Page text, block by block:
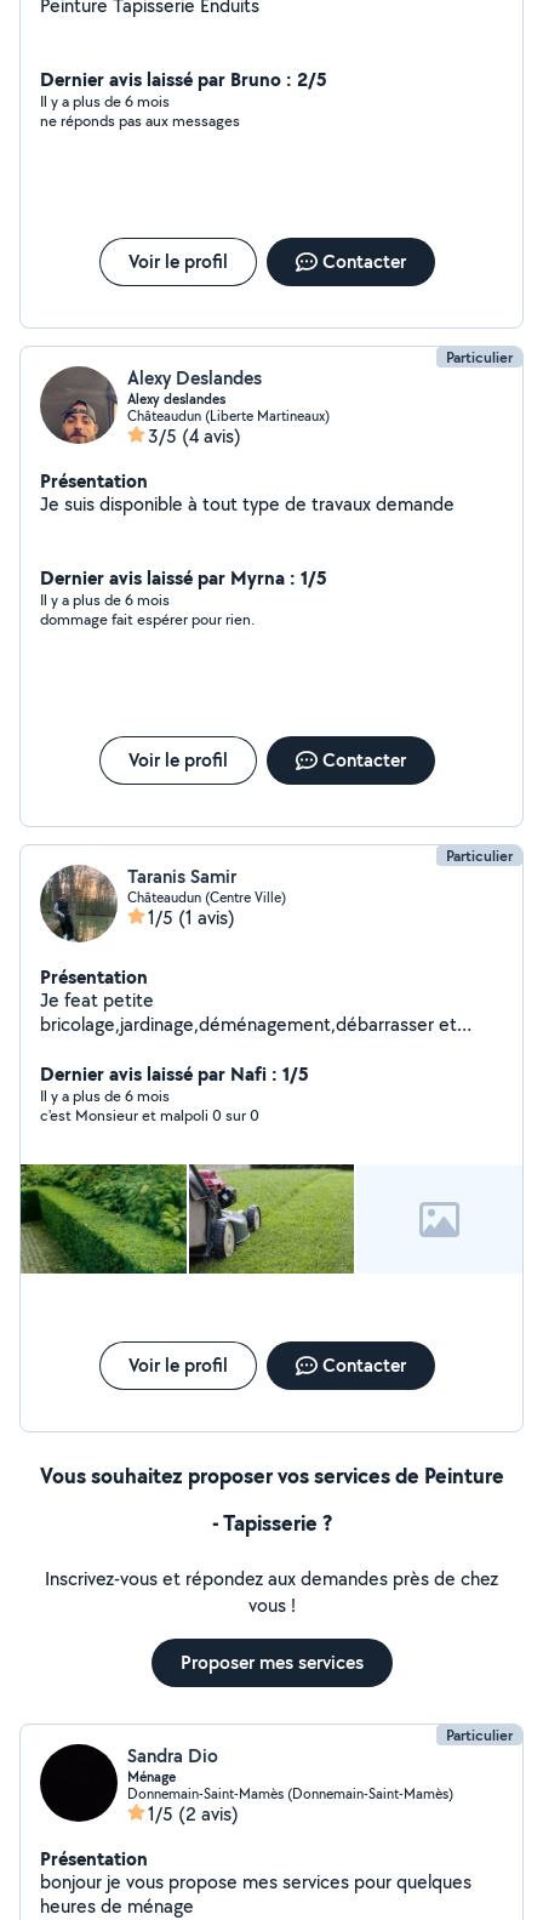
Peinture Tapisserie Enduits
Dernier avis laissé par Bruno : 2/5
Il y a plus de 6 mois
ne réponds pas aux messages
Voir le profil Contacter
Particulier
Alexy Deslandes
Alexy deslandes
Châteaudun (Liberte Martineaux)
3/5 (4 avis)
Présentation
Je suis disponible à tout type de travaux demande
Dernier avis laissé par Myrna : 1/5
Il y a plus de 6 mois
dommage fait espérer pour rien.
Voir le profil Contacter
Particulier
Taranis Samir
Châteaudun (Centre Ville)
1/5 (1 avis)
Présentation
Je feat petite
bricolage,jardinage,déménagement,débarrasser et
Dernier avis laissé par Nafi : 1/5
Il y a plus de 6 mois
c'est Monsieur et malpoli 0 sur 0
Voir le profil Contacter
Vous souhaitez proposer vos services de Peinture
- Tapisserie ?
Inscrivez-vous et répondez aux demandes près de chez
vous !
Proposer mes services
Particulier
Sandra Dio
Ménage
Donnemain-Saint-Mamès (Donnemain-Saint-Mamès)
1/5 (2 avis)
Présentation
bonjour je vous propose mes services pour quelques
heures de ménage